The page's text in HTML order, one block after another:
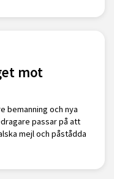
mot
bemanning och nya
passar på att
mejl och påstådda